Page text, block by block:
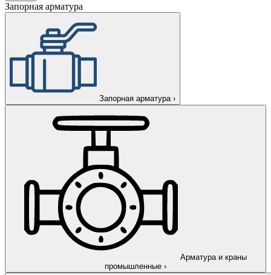
Запорная арматура
Запорная арматура ›
Арматура и краны
промышленные ›